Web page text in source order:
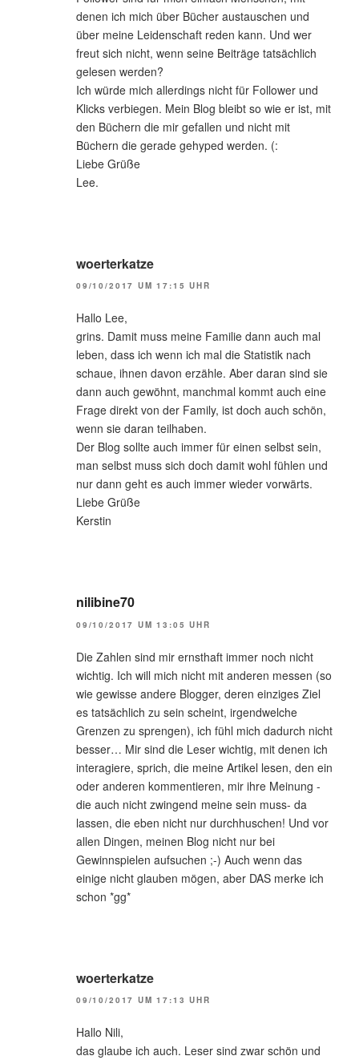
denen ich mich über Bücher austauschen und
über meine Leidenschaft reden kann. Und wer
freut sich nicht, wenn seine Beiträge tatsächlich
gelesen werden?
Ich würde mich allerdings nicht für Follower und
Klicks verbiegen. Mein Blog bleibt so wie er ist, mit
den Büchern die mir gefallen und nicht mit
Büchern die gerade gehyped werden. (:
Liebe Grüße
Lee.
woerterkatze
09/10/2017 UM 17:15 UHR
Hallo Lee,
grins. Damit muss meine Familie dann auch mal
leben, dass ich wenn ich mal die Statistik nach
schaue, ihnen davon erzähle. Aber daran sind sie
dann auch gewöhnt, manchmal kommt auch eine
Frage direkt von der Family, ist doch auch schön,
wenn sie daran teilhaben.
Der Blog sollte auch immer für einen selbst sein,
man selbst muss sich doch damit wohl fühlen und
nur dann geht es auch immer wieder vorwärts.
Liebe Grüße
Kerstin
nilibine70
09/10/2017 UM 13:05 UHR
Die Zahlen sind mir ernsthaft immer noch nicht
wichtig. Ich will mich nicht mit anderen messen (so
wie gewisse andere Blogger, deren einziges Ziel
es tatsächlich zu sein scheint, irgendwelche
Grenzen zu sprengen), ich fühl mich dadurch nicht
besser… Mir sind die Leser wichtig, mit denen ich
interagiere, sprich, die meine Artikel lesen, den ein
oder anderen kommentieren, mir ihre Meinung -
die auch nicht zwingend meine sein muss- da
lassen, die eben nicht nur durchhuschen! Und vor
allen Dingen, meinen Blog nicht nur bei
Gewinnspielen aufsuchen ;-) Auch wenn das
einige nicht glauben mögen, aber DAS merke ich
schon *gg*
woerterkatze
09/10/2017 UM 17:13 UHR
Hallo Nili,
das glaube ich auch. Leser sind zwar schön und